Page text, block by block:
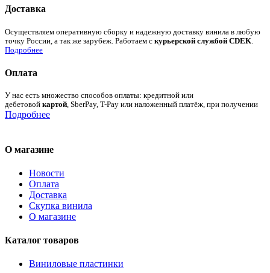
Доставка
Осуществляем оперативную сборку и надежную доставку винила в любую
точку России, а так же зарубеж. Работаем с курьерской службой CDEK
Подробнее
Оплата
У нас есть множество способов оплаты: кредитной или
дебетовой картой, SberPay, T-Pay или наложенный платёж, при получении
Подробнее
О магазине
Новости
Оплата
Доставка
Скупка винила
О магазине
Каталог товаров
Виниловые пластинки